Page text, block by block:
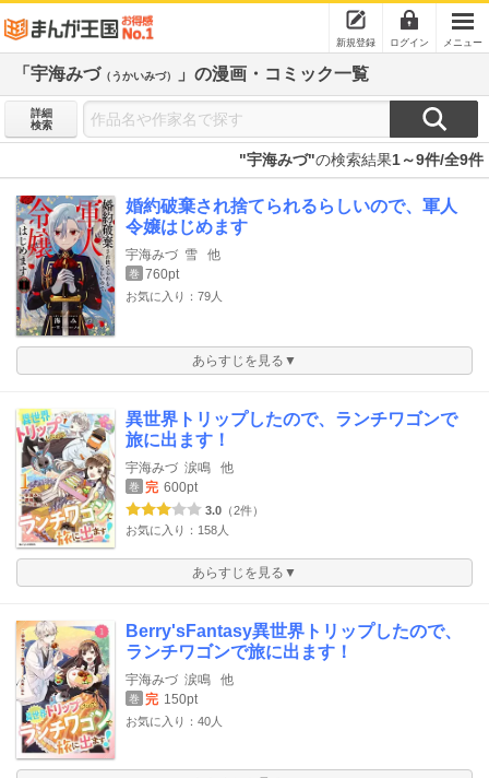
新規登録 ログイン メニュー
「宇海みづ （うかいみづ） 」の漫画・コミック一覧
詳細
検索
"宇海みづ"の検索結果1～9件/全9件
婚約破棄され捨てられるらしいので、軍人
令嬢はじめます
宇海みづ 雪 他
巻 760pt
お気に入り：79人
あらすじを見る▼
異世界トリップしたので、ランチワゴンで
旅に出ます！
宇海みづ 涙鳴 他
巻 完 600pt
3.0 （2件）
お気に入り：158人
あらすじを見る▼
Berry'sFantasy異世界トリップしたので、
ランチワゴンで旅に出ます！
宇海みづ 涙鳴 他
巻 完 150pt
お気に入り：40人